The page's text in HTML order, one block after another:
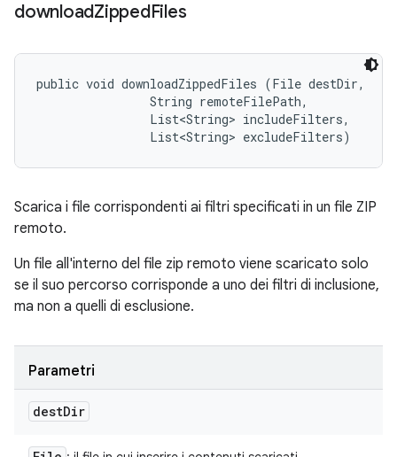
downloadZippedFiles
public void downloadZippedFiles (File destDir,
                String remoteFilePath,
                List<String> includeFilters,
                List<String> excludeFilters)
Scarica i file corrispondenti ai filtri specificati in un file ZIP
remoto.
Un file all'interno del file zip remoto viene scaricato solo
se il suo percorso corrisponde a uno dei filtri di inclusione,
ma non a quelli di esclusione.
Parametri
destDir